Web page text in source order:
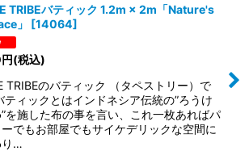
TRIBEバティック 1.2m × 2m「Nature's
」
[14064]
円(税込)
TRIBEのバティック （タペストリー）で
ティックとはインドネシア伝統の”ろうけ
を施した布の事を言い、これ一枚あればパ
でもお部屋でもサイケデリックな空間に
り…